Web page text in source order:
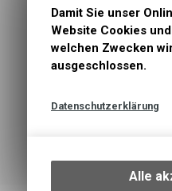
Herren
Damit Sie unser
Website Cookies
welchen Zwecken
ausgeschlossen.
Datenschutzerklärung
auf
Alle